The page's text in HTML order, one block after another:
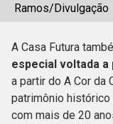
Ramos/Divulgação
A Casa Futura
especial voltada
a partir do A Cor da
patrimônio
com mais de 20